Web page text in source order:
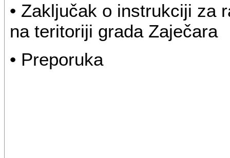
• Zaključak o instrukciji za
na teritoriji grada Zaječara
• Preporuka